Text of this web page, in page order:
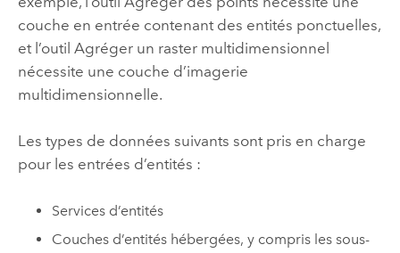
couche en entrée contenant des entités ponctuelles,
et l’outil Agréger un raster multidimensionnel
nécessite une couche d’imagerie
multidimensionnelle.
Les types de données suivants sont pris en charge
pour les entrées d’entités :
Services d’entités
Couches d’entités hébergées, y compris les sous-